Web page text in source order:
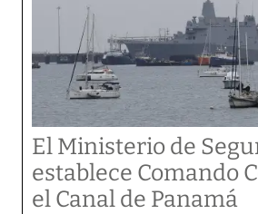
El Ministerio de
establece Comando
el Canal de Panamá